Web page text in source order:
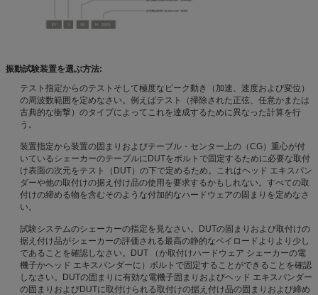
振動試験装置を選ぶ方法:
テスト指定からのテストそして極度なピーク動き（加速、速度および変位）
の周波数範囲を定めなさい。例えばテスト（掃除された正弦、任意かまたは
古典的な衝撃）のタイプによってこれを達成するために異なった計算を行
う。
装置指定から装置の固まりおよびテーブル・センター上の（CG）重心が付
いているシェーカーのテーブルにDUTをボルトで固定するために必要な取付
け表面の次元をテスト（DUT）の下で定めるため。これはヘッド エキスパン
ダーや他の取付けの据え付け品の使用を要求するかもしれない。すべての取
付けの締める物を含むそのような付加的なハードウェアの固まりを定めなさ
い。
試験システムのシェーカーの指定を見なさい。DUTの固まりおよび取付けの
据え付け品がシェーカーの評価される最高の静的なペイロードよりより少し
であることを確認しなさい。DUT （か取付けハードウェア シェーカーの電
機子かヘッド エキスパンダーに）ボルトで固定することができることを確認
しなさい。DUTの固まりに有効な電機子固まりおよびヘッド エキスパンダー
の固まりおよびDUTに取付けられる取付けの据え付け品の固まりおよび締め